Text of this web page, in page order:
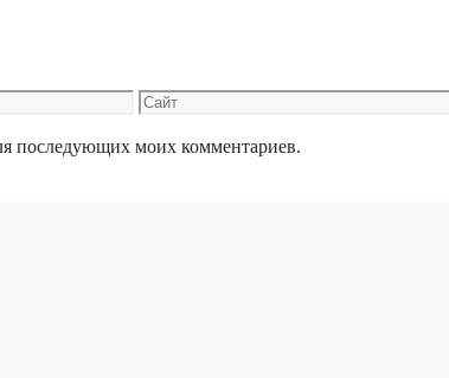
Сайт
последующих моих комментариев.